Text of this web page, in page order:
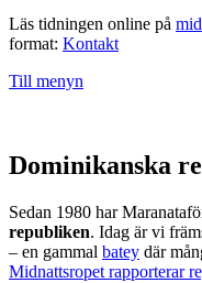
Läs tidningen online på
format: Kontakt
Till menyn
Dominikanska
Sedan 1980 har
republiken. Idag är vi
– en gammal batey där
Midnattsropet rapporterar